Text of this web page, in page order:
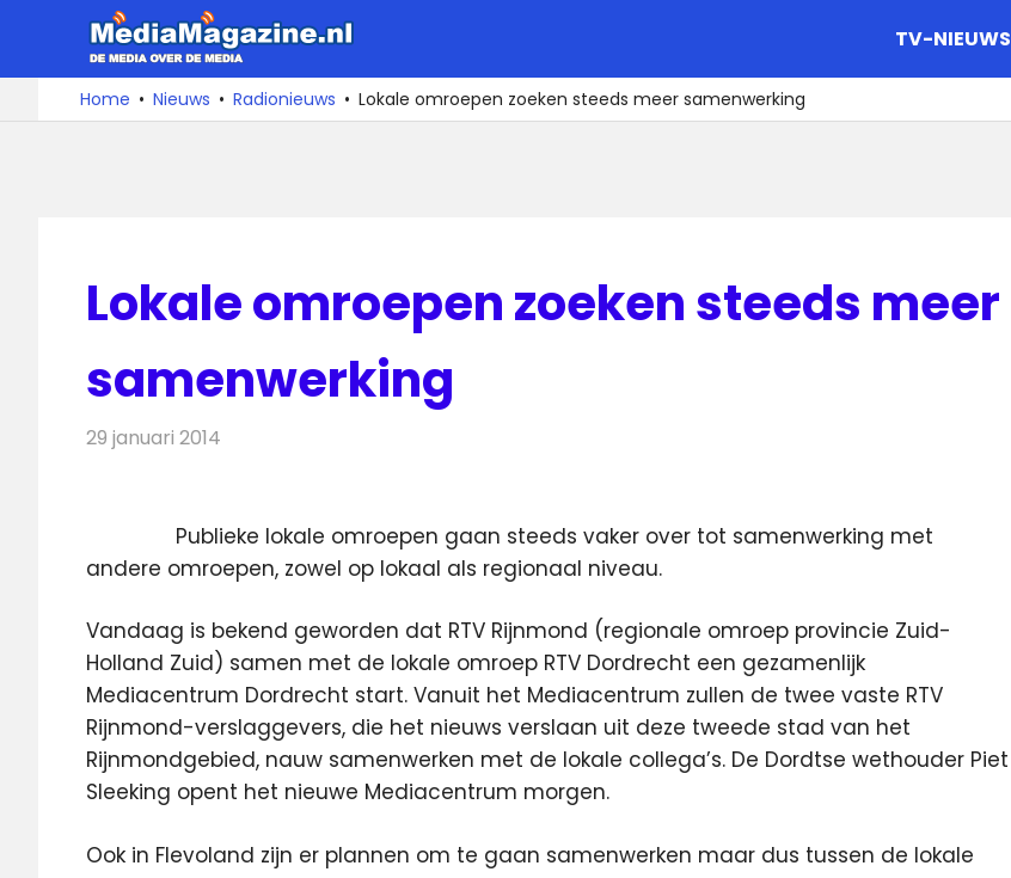
de
De
media
over
TV-NIEUWS
Home Nieuws Radionieuws Lokale omroepen zoeken steeds meer samenwerking
Lokale omroepen zoeken steeds meer
samenwerking
29 januari 2014
Publieke lokale omroepen gaan steeds vaker over tot samenwerking met
andere omroepen, zowel op lokaal als regionaal niveau.
Vandaag is bekend geworden dat RTV Rijnmond (regionale omroep provincie Zuid-
Holland Zuid) samen met de lokale omroep RTV Dordrecht een gezamenlijk
Mediacentrum Dordrecht start. Vanuit het Mediacentrum zullen de twee vaste RTV
Rijnmond-verslaggevers, die het nieuws verslaan uit deze tweede stad van het
Rijnmondgebied, nauw samenwerken met de lokale collega’s. De Dordtse wethouder Piet
Sleeking opent het nieuwe Mediacentrum morgen.
Ook in Flevoland zijn er plannen om te gaan samenwerken maar dus tussen de lokale